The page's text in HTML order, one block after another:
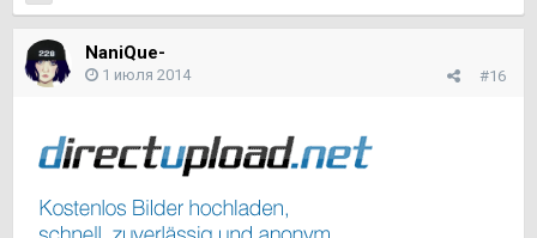
NaniQue-
#16
1 июля 2014